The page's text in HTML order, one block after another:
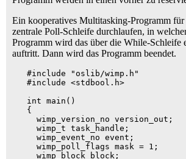
Ein kooperatives Multitasking-Programm
zentrale Poll-Schleife durchlaufen, in
Programm wird das über die While-
auftritt. Dann wird das Programm beendet.
   #include "oslib/wimp.h"
   #include <stdbool.h>
   int main()
   {
     wimp_version_no version_out;
     wimp_t task_handle;
     wimp_event_no event;
     wimp_poll_flags mask = 1;
     wimp_block block;